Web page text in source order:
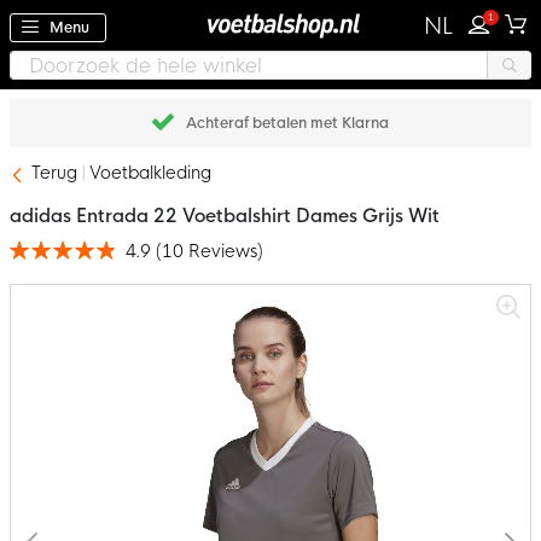
Menu NL 1
Achteraf betalen met Klarna
Terug Voetbalkleding
adidas Entrada 22 Voetbalshirt Dames Grijs Wit
Waardering: 4.9 (10 Reviews)